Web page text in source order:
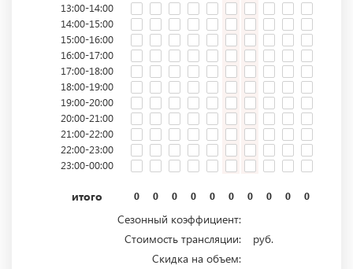
13:00-14:00
14:00-15:00
15:00-16:00
16:00-17:00
17:00-18:00
18:00-19:00
19:00-20:00
20:00-21:00
21:00-22:00
22:00-23:00
23:00-00:00
итого 0 0 0 0 0 0 0 0 0 0
Сезонный коэффициент:
Стоимость трансляции:
руб.
Скидка на объем: